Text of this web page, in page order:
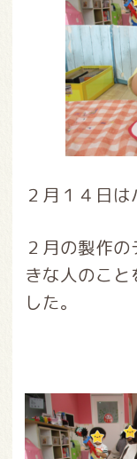
２月１４日
２月の製作
きな人のこ
した。